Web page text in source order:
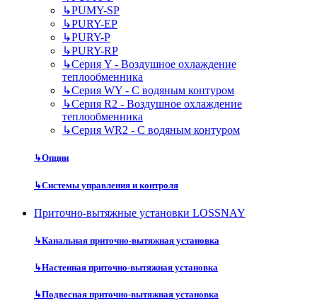
↳PUMY-SP
↳PURY-EP
↳PURY-P
↳PURY-RP
↳Серия Y - Воздушное охлаждение
теплообменника
↳Серия WY - С водяным контуром
↳Серия R2 - Воздушное охлаждение
теплообменника
↳Серия WR2 - С водяным контуром
↳Опции
↳Системы управления и контроля
Приточно-вытяжные установки LOSSNAY
↳Канальная приточно-вытяжная установка
↳Настенная приточно-вытяжная установка
↳Подвесная приточно-вытяжная установка